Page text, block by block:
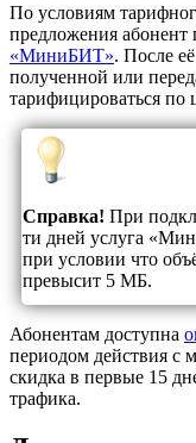
По условиям
предложения
«МиниБИТ». После
полученной или
тарифицироваться по
Справка! При
ти дней услуга
при условии что
превысит 5 МБ.
Абонентам доступна
периодом действия с
скидка в первые 15
трафика.